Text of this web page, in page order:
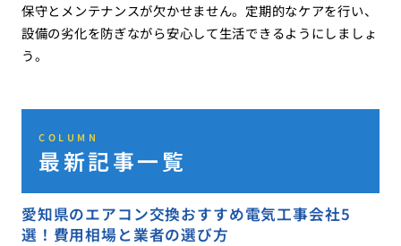
保守とメンテナンスが欠かせません。定期的なケアを行い、
設備の劣化を防ぎながら安心して生活できるようにしましょ
う。
COLUMN
最新記事一覧
愛知県のエアコン交換おすすめ電気工事会社5
選！費用相場と業者の選び方